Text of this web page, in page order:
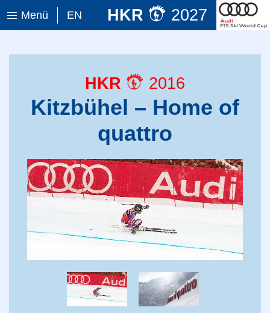
Menü EN HKR 2027
HKR 2016
Kitzbühel – Home of
quattro